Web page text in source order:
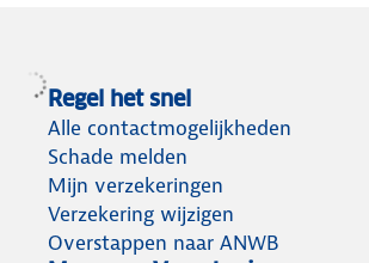
precies?
We
vertellen
je
alles
over
premie.
Bekijk
al
onze
bespaartips.
Regel het snel
Alle contactmogelijkheden
Schade melden
Mijn verzekeringen
Verzekering wijzigen
Overstappen naar ANWB